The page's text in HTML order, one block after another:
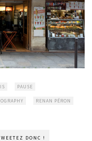
PAUSE
RENAN PÉRON
DONC !